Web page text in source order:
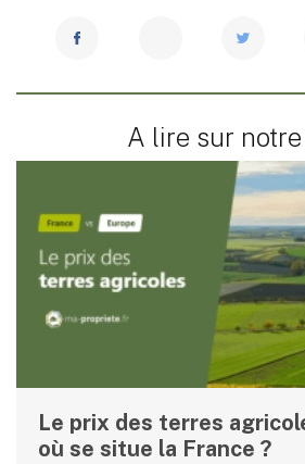
A lire sur
Le prix des terres
où se situe la France ?